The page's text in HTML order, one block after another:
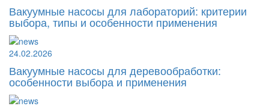
Вакуумные насосы для лабораторий: критерии
выбора, типы и особенности применения
24.02.2026
Вакуумные насосы для деревообработки:
особенности выбора и применения